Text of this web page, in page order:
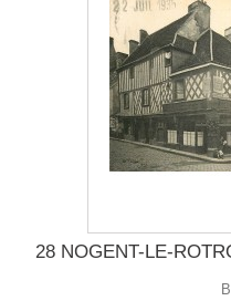
28 NOGENT-LE-